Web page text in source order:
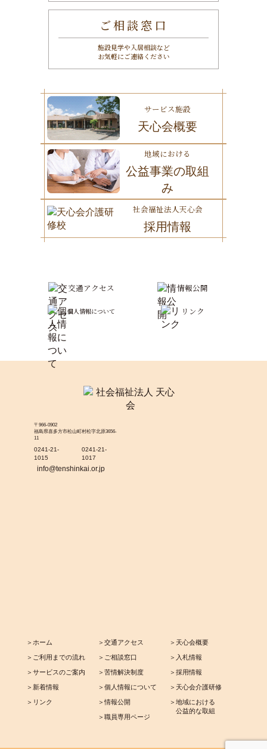
ご相談窓口
施設見学や入居相談など
お気軽にご連絡ください
サービス施設
天心会概要
地域における
公益事業の取組
み
社会福祉法人天心会
採用情報
交通アクセス 情報公開
個人情報について リンク
〒966-0902
福島県喜多方市松山町村松字北原3656-
11
0241-21-
1015
0241-21-
1017
info@tenshinkai.or.jp
＞ホーム
＞ご利用までの流れ
＞サービスのご案内
＞新着情報
＞リンク
＞交通アクセス
＞ご相談窓口
＞苦情解決制度
＞個人情報について
＞情報公開
＞職員専用ページ
＞天心会概要
＞入札情報
＞採用情報
＞天心会介護研修
＞地域における
公益的な取組